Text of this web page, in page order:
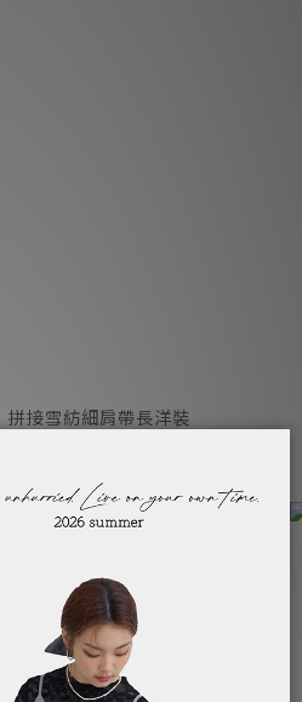
拼接雪紡細肩帶長洋裝